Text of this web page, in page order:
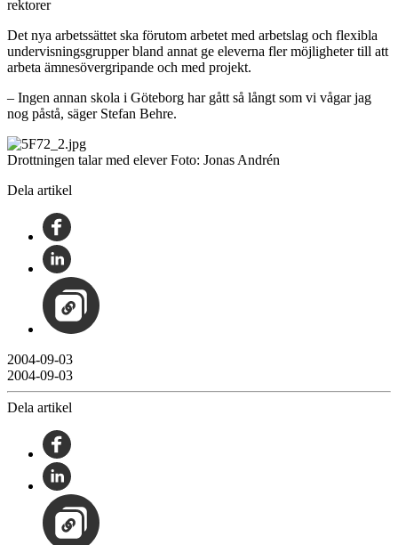
rektorer
Det nya arbetssättet ska förutom arbetet med arbetslag och flexibla
undervisningsgrupper bland annat ge eleverna fler möjligheter till att
arbeta ämnesövergripande och med projekt.
– Ingen annan skola i Göteborg har gått så långt som vi vågar jag
nog påstå, säger Stefan Behre.
Drottningen talar med elever Foto: Jonas Andrén
Dela artikel
2004-09-03
2004-09-03
Dela artikel